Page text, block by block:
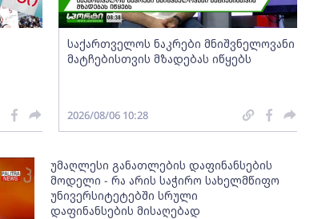
საქართველოს ნაკრები მნიშვნელოვანი
მატჩებისთვის მზადებას იწყებს
2026/08/06 10:28
უმაღლესი განათლების დაფინანსების
მოდელი - რა არის საჭირო სახელმწიფო
უნივერსიტეტებში სრული
დაფინანსების მისაღებად